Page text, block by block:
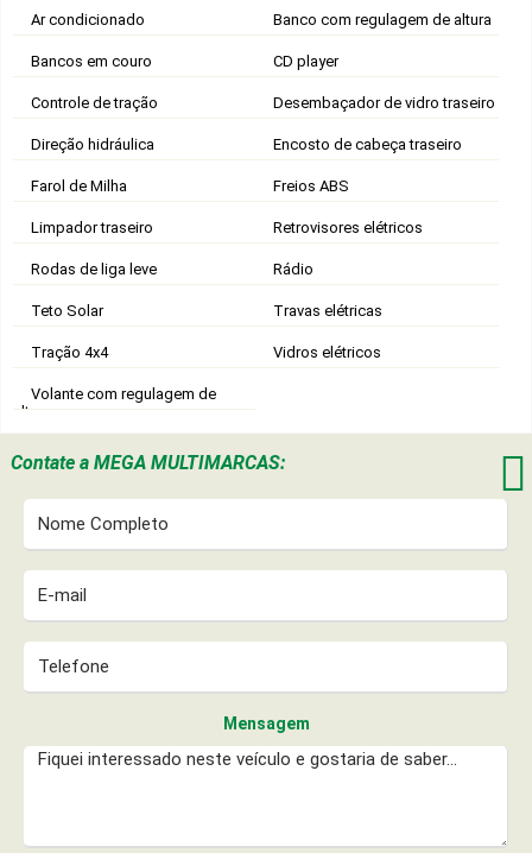
Ar condicionado Banco com regulagem de altura
Bancos em couro CD player
Controle de tração Desembaçador de vidro traseiro
Direção hidráulica Encosto de cabeça traseiro
Farol de Milha Freios ABS
Limpador traseiro Retrovisores elétricos
Rodas de liga leve Rádio
Teto Solar Travas elétricas
Tração 4x4 Vidros elétricos
Volante com regulagem de
altura
Contate a MEGA MULTIMARCAS: 
Mensagem